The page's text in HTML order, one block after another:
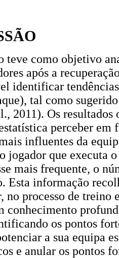
teve como objetivo
após a
identificar
tal como
2011). Os
perceber em
influentes da
jogador que executa
mais frequente, o
Esta informação
no processo de treino
conhecimento
os pontos
a sua equipa
e anular os pontos